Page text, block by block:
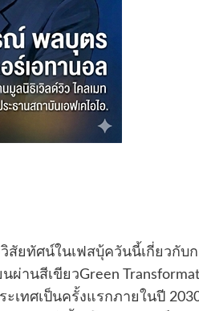
ยทัศน์ในเฟสบุ้ควันนี้เกี่ยวกับ
านสีเขียวGreen
ทศเป็นครั้งแรกภายในปี